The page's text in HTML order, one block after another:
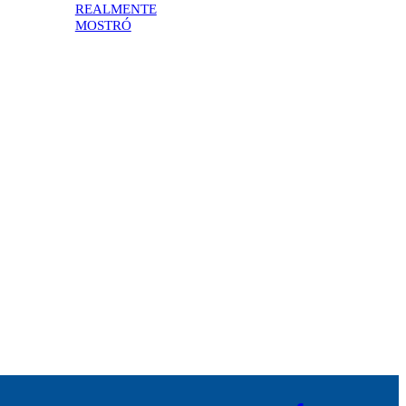
REALMENTE
MOSTRÓ